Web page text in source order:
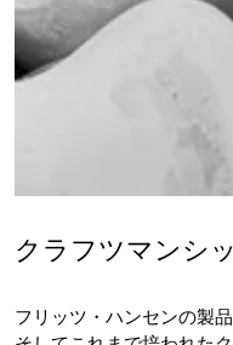
クラフツマンシ
フリッツ・ハンセンの製